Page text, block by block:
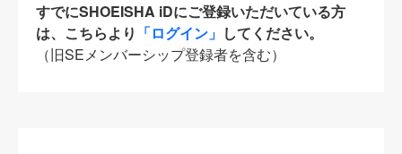
すでにSHOEISHA iDにご登録いただいている方
は、こちらより 「ログイン」 してください。
（旧SEメンバーシップ登録者を含む）